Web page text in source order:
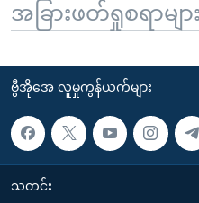
အခြားဖတ်ရှုစရာများ
ဗွီအိုအေ လူမှုကွန်ယက်များ
သတင်း